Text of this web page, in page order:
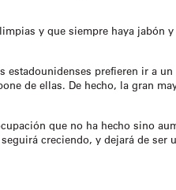
y que siempre haya jabón
prefieren ir a
de ellas. De hecho, la gran
que no ha hecho sino
creciendo, y dejará de ser